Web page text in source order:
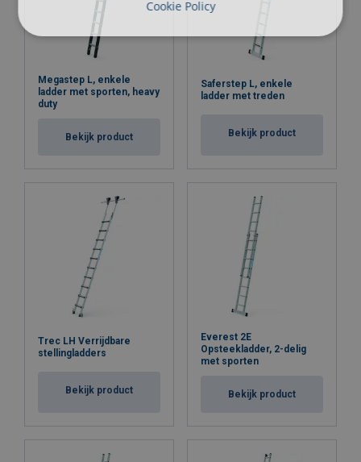
Megastep L, enkele
ladder met sporten, heavy
duty
Bekijk product
Saferstep L, enkele
ladder met treden
Bekijk product
Trec LH Verrijdbare
stellingladders
Bekijk product
Everest 2E
Opsteekladder, 2-delig
met sporten
Bekijk product
Cookie Policy